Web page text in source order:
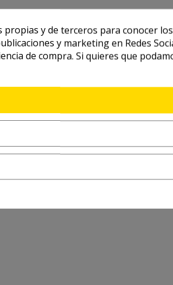
propias y de terceros para conocer
y marketing en Redes
de compra. Si quieres que